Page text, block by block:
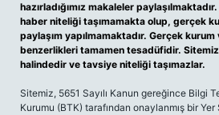
hazırladığımız makaleler
haber niteliği taşımamakta olup, gerçek
paylaşım yapılmamaktadır. Gerçek
benzerlikleri tamamen tesadüfidir.
halindedir ve tavsiye niteliği taşımazlar.
Sitemiz, 5651 Sayılı Kanun gereğince Bilgi
Kurumu (BTK) tarafından onaylanmış bir